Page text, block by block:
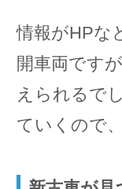
情報がHPな
開車両です
えられるで
ていくので